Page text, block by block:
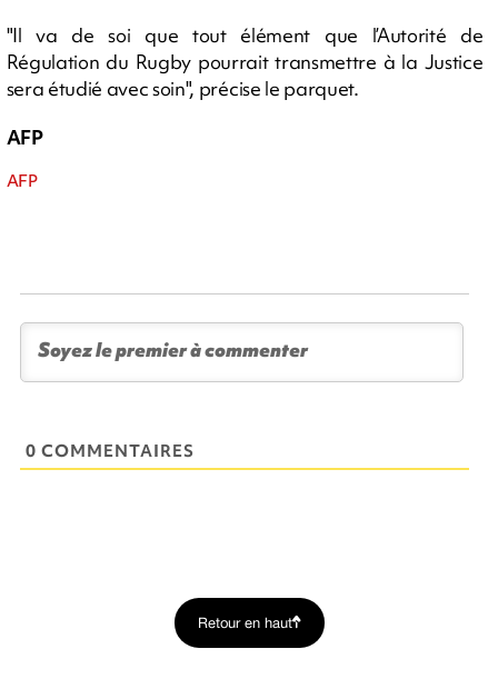
"Il va de soi que tout élément que l’Autorité de
Régulation du Rugby pourrait transmettre à la Justice
sera étudié avec soin", précise le parquet.
AFP
AFP
0 COMMENTAIRES
Retour en haut